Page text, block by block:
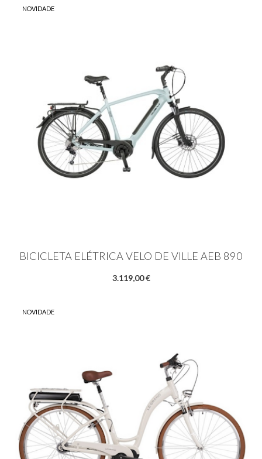
NOVIDADE
BICICLETA ELÉTRICA VELO DE VILLE AEB 890
3.119,00 €
NOVIDADE